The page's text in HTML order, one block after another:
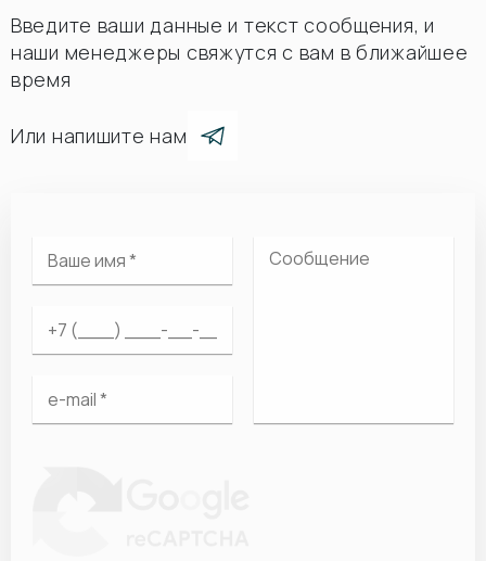
Введите ваши данные и текст сообщения, и
наши менеджеры свяжутся с вам в ближайшее
время
Или напишите нам